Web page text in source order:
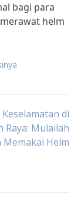
bagi para
helm
di
Raya: Mulailah
Memakai Helm